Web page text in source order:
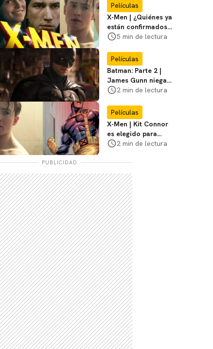
Películas
X-Men | ¿Quiénes ya
están confirmados
en la película de
favoritos
5 min de lectura
Películas
Batman: Parte 2 |
James Gunn niega
que se filme la parte
2 min de lectura
Películas
X-Men | Kit Connor
es elegido para
interpretar a
película
2 min de lectura
PUBLICIDAD